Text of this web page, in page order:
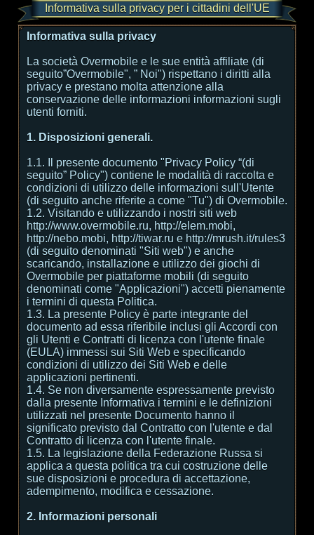
Informativa sulla privacy per i cittadini dell'UE
Informativa sulla privacy
La società Overmobile e le sue entità affiliate (di
seguito”Overmobile", ” Noi") rispettano i diritti alla
privacy e prestano molta attenzione alla
conservazione delle informazioni informazioni sugli
utenti forniti.
1. Disposizioni generali.
1.1. Il presente documento "Privacy Policy “(di
seguito” Policy") contiene le modalità di raccolta e
condizioni di utilizzo delle informazioni sull'Utente
(di seguito anche riferite a come "Tu") di Overmobile.
1.2. Visitando e utilizzando i nostri siti web
http://www.overmobile.ru, http://elem.mobi,
http://nebo.mobi, http://tiwar.ru e http://mrush.it/rules3
(di seguito denominati "Siti web") e anche
scaricando, installazione e utilizzo dei giochi di
Overmobile per piattaforme mobili (di seguito
denominati come "Applicazioni") accetti pienamente
i termini di questa Politica.
1.3. La presente Policy è parte integrante del
documento ad essa riferibile inclusi gli Accordi con
gli Utenti e Contratti di licenza con l'utente finale
(EULA) immessi sui Siti Web e specificando
condizioni di utilizzo dei Siti Web e delle
applicazioni pertinenti.
1.4. Se non diversamente espressamente previsto
dalla presente Informativa i termini e le definizioni
utilizzati nel presente Documento hanno il
significato previsto dal Contratto con l'utente e dal
Contratto di licenza con l'utente finale.
1.5. La legislazione della Federazione Russa si
applica a questa politica tra cui costruzione delle
sue disposizioni e procedura di accettazione,
adempimento, modifica e cessazione.
2. Informazioni personali